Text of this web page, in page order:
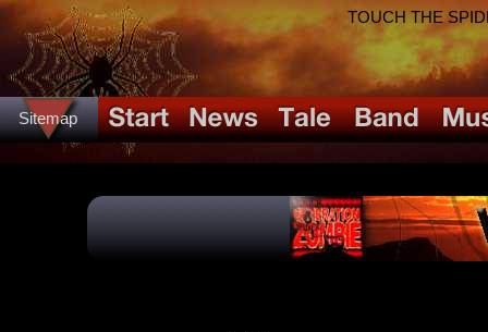
TOUCH THE
Sitemap